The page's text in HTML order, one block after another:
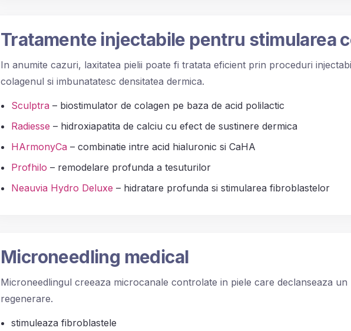
Tratamente injectabile pentru stimularea
In anumite cazuri, laxitatea pielii poate fi tratata eficient prin proceduri
colagenul si imbunatatesc densitatea dermica.
Sculptra – biostimulator de colagen pe baza de acid polilactic
Radiesse – hidroxiapatita de calciu cu efect de sustinere dermica
HArmonyCa – combinatie intre acid hialuronic si CaHA
Profhilo – remodelare profunda a tesuturilor
Neauvia Hydro Deluxe – hidratare profunda si stimularea fibroblastelor
Microneedling medical
Microneedlingul creeaza microcanale controlate in piele care declanseaza un
regenerare.
stimuleaza fibroblastele